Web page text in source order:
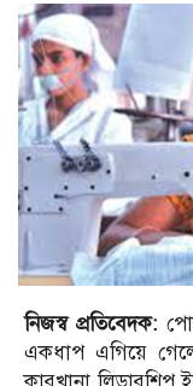
নিজস্ব প্রতিবেদক:
একধাপ এগিয়ে